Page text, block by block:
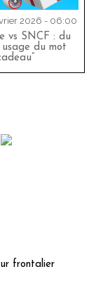
2026 - 06:00
vs SNCF : du
usage du mot
frontalier